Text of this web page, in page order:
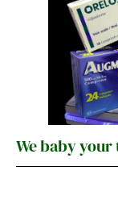
We baby your